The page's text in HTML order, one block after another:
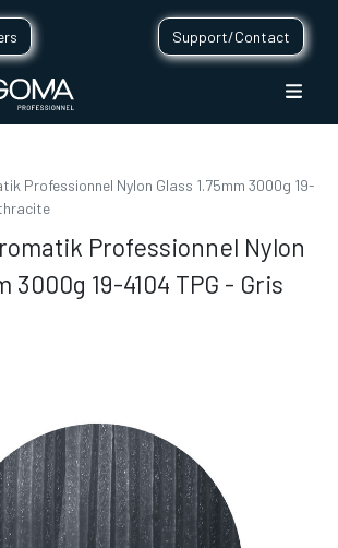
Support/Contact
Professionnel Nylon Glass 1.75mm 3000g 19-
Professionnel Nylon
3000g 19-4104 TPG - Gris